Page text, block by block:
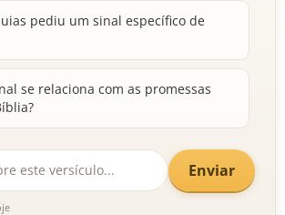
pediu um sinal específico de
se relaciona com as promessas
Enviar